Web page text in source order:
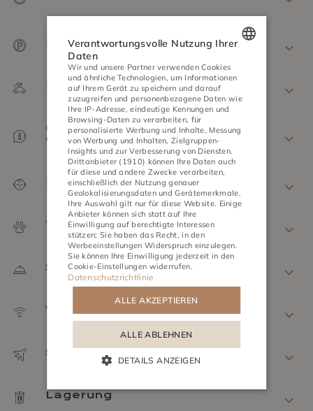
AKTIVITÄTEN
Parken
Elektroautos - Aufladen
Öffnungszeiten der
Orte/Dienstleistungen
Politik in Bezug auf Kinder
Tierpolitik
Stornierung
Wi-Fi
Shuttle zum Flughafen
Lagerung
POLISH
ENGLISH
CZECH
Verantwortungsvolle Nutzung Ihrer
Daten
Wir und unsere Partner verwenden Cookies
und ähnliche Technologien, um Informationen
auf Ihrem Gerät zu speichern und darauf
zuzugreifen und personenbezogene Daten wie
Ihre IP-Adresse, eindeutige Kennungen und
Browsing-Daten zu verarbeiten, für
personalisierte Werbung und Inhalte, Messung
von Werbung und Inhalten, Zielgruppen-
Insights und zur Verbesserung von Diensten.
Drittanbieter (1910) können Ihre Daten auch
für diese und andere Zwecke verarbeiten,
einschließlich der Nutzung genauer
Geolokalisierungsdaten und Gerätemerkmale.
Ihre Auswahl gilt nur für diese Website. Einige
Anbieter können sich statt auf Ihre
Einwilligung auf berechtigte Interessen
stützen; Sie haben das Recht, in den
Werbeeinstellungen Widerspruch einzulegen.
Sie können Ihre Einwilligung jederzeit in den
Cookie-Einstellungen widerrufen.
Datenschutzrichtlinie
ALLE AKZEPTIEREN
ALLE ABLEHNEN
DETAILS ANZEIGEN